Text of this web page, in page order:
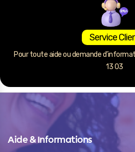
Service
Pour toute aide ou demande
13 03
Aide & Informations